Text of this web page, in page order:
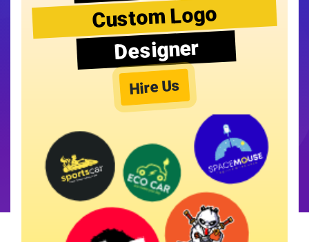
Custom Logo
Designer
Hire Us